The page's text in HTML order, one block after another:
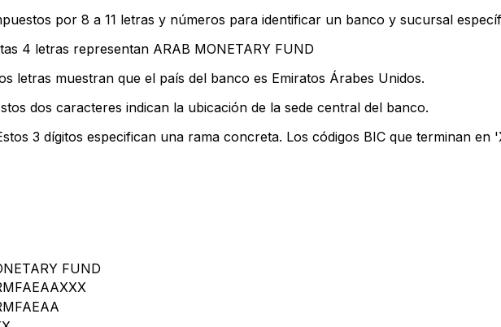
por 8 a 11 letras y números para identificar un banco y sucursal
4 letras representan ARAB MONETARY FUND
letras muestran que el país del banco es Emiratos Árabes Unidos.
dos caracteres indican la ubicación de la sede central del banco.
3 dígitos especifican una rama concreta. Los códigos BIC que terminan
FUND